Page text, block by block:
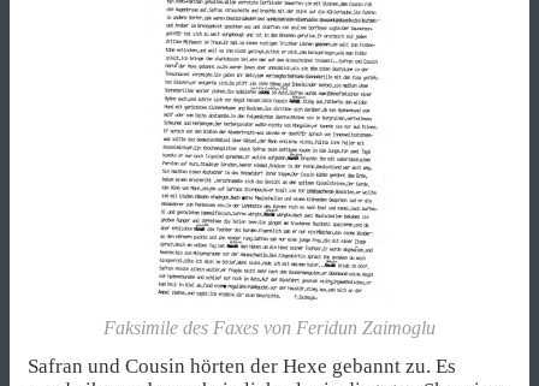
Faksimile des Faxes von Feridun Zaimoglu
Safran und Cousin hörten der Hexe gebannt zu. Es